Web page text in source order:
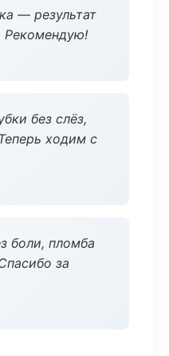
— результат
Рекомендую!
без слёз,
ходим с
боли, пломба
за